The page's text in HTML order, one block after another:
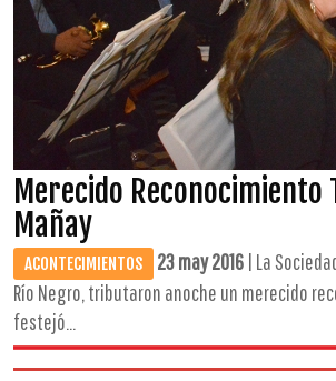
Merecido
Mañay
ACONTECIMIENTOS 23 may 2016 | La
Río Negro, tributaron anoche un merecido
festejó...